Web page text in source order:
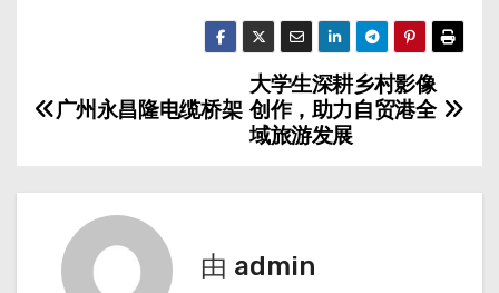
文
导
航
大学生深耕乡村影像
创作，助力自贸港全
域旅游发展
广州永昌隆电缆桥架
由 admin